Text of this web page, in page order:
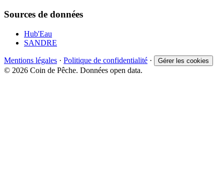
Sources de données
Hub'Eau
SANDRE
Mentions légales · Politique de confidentialité · Gérer les cookies
© 2026 Coin de Pêche. Données open data.